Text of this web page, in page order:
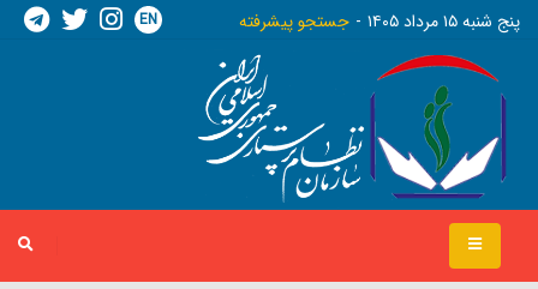
پنج شنبه ١٥ مرداد ١٤٠٥ جستجو پیشرفته EN